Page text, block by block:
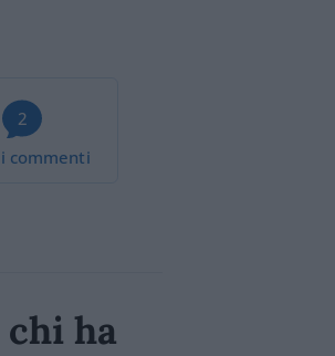
2
commenti
ha